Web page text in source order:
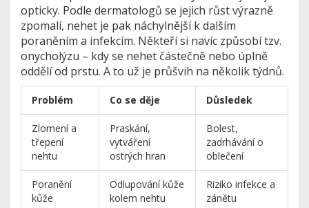
opticky. Podle dermatologů se jejich růst výrazně
zpomalí, nehet je pak náchylnější k dalším
poraněním a infekcím. Někteří si navíc způsobí tzv.
onycholýzu – kdy se nehet částečně nebo úplně
oddělí od prstu. A to už je průšvih na několik týdnů.
Problém Co se děje Důsledek
Zlomení a
třepení
nehtu
Praskání,
vytváření
ostrých hran
Bolest,
zadrhávání o
oblečení
Poranění
kůže
Odlupování kůže
kolem nehtu
Riziko infekce a
zánětu